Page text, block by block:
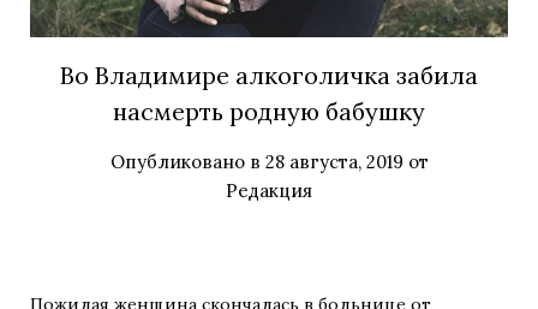
Во Владимире алкоголичка забила
насмерть родную бабушку
Опубликовано в 28 августа, 2019 от
Редакция
Пожилая женщина скончалась в больнице от